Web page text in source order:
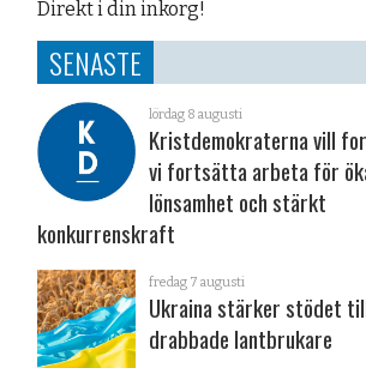
Direkt i din inkorg!
SENASTE
lördag 8 augusti
Kristdemokraterna vill
vi fortsätta arbeta för
lönsamhet och stärkt
konkurrenskraft
fredag 7 augusti
Ukraina stärker stödet
drabbade lantbrukare